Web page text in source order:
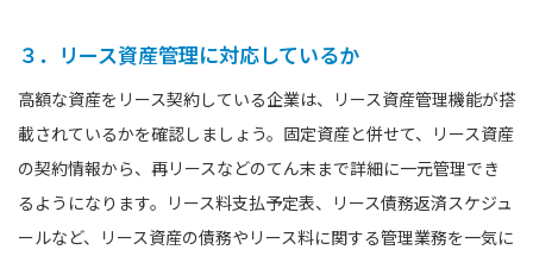
３．リース資産管理に対応しているか
高額な資産をリース契約している企業は、リース資産管理機能が搭
載されているかを確認しましょう。固定資産と併せて、リース資産
の契約情報から、再リースなどのてん末まで詳細に一元管理でき
るようになります。リース料支払予定表、リース債務返済スケジュ
ールなど、リース資産の債務やリース料に関する管理業務を一気に